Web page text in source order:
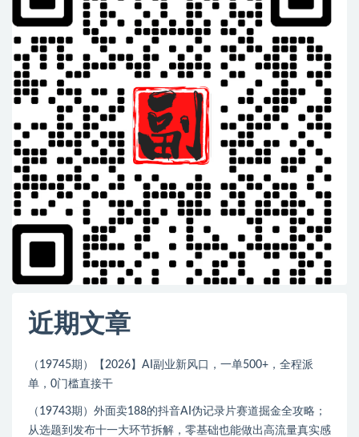
近期文章
（19745期）【2026】AI副业新风口，一单500+，全程派
单，0门槛直接干
（19743期）外面卖188的抖音AI伪记录片赛道掘金全攻略；
从选题到发布十一大环节拆解，零基础也能做出高流量真实感